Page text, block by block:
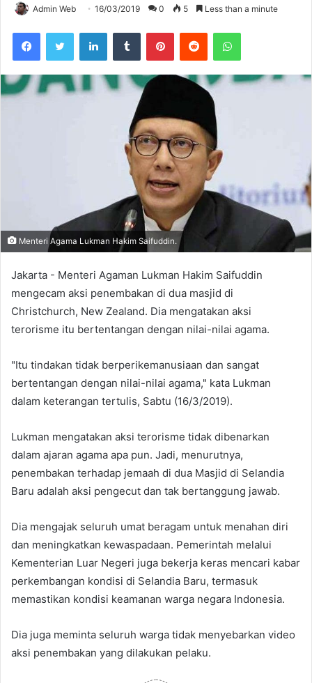
Admin Web 16/03/2019 0 5 Less than a minute
Menteri Agama Lukman Hakim Saifuddin.
Jakarta - Menteri Agaman Lukman Hakim Saifuddin
mengecam aksi penembakan di dua masjid di
Christchurch, New Zealand. Dia mengatakan aksi
terorisme itu bertentangan dengan nilai-nilai agama.
"Itu tindakan tidak berperikemanusiaan dan sangat
bertentangan dengan nilai-nilai agama," kata Lukman
dalam keterangan tertulis, Sabtu (16/3/2019).
Lukman mengatakan aksi terorisme tidak dibenarkan
dalam ajaran agama apa pun. Jadi, menurutnya,
penembakan terhadap jemaah di dua Masjid di Selandia
Baru adalah aksi pengecut dan tak bertanggung jawab.
Dia mengajak seluruh umat beragam untuk menahan diri
dan meningkatkan kewaspadaan. Pemerintah melalui
Kementerian Luar Negeri juga bekerja keras mencari kabar
perkembangan kondisi di Selandia Baru, termasuk
memastikan kondisi keamanan warga negara Indonesia.
Dia juga meminta seluruh warga tidak menyebarkan video
aksi penembakan yang dilakukan pelaku.